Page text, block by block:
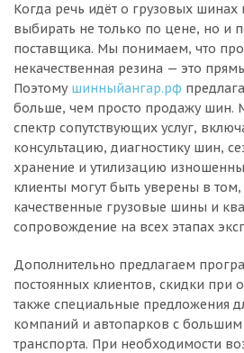
Когда речь идёт о грузовых шинах
выбирать не только по цене, но и
поставщика. Мы понимаем, что
некачественная резина — это
Поэтому шинныйангар.рф
больше, чем просто продажу шин.
спектр сопутствующих услуг,
консультацию, диагностику шин,
хранение и утилизацию
клиенты могут быть уверены в
качественные грузовые шины и
сопровождение на всех этапах
Дополнительно предлагаем
постоянных клиентов, скидки при
также специальные предложения
компаний и автопарков с большим
транспорта. При необходимости